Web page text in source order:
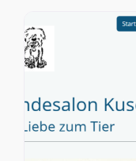
Pflege